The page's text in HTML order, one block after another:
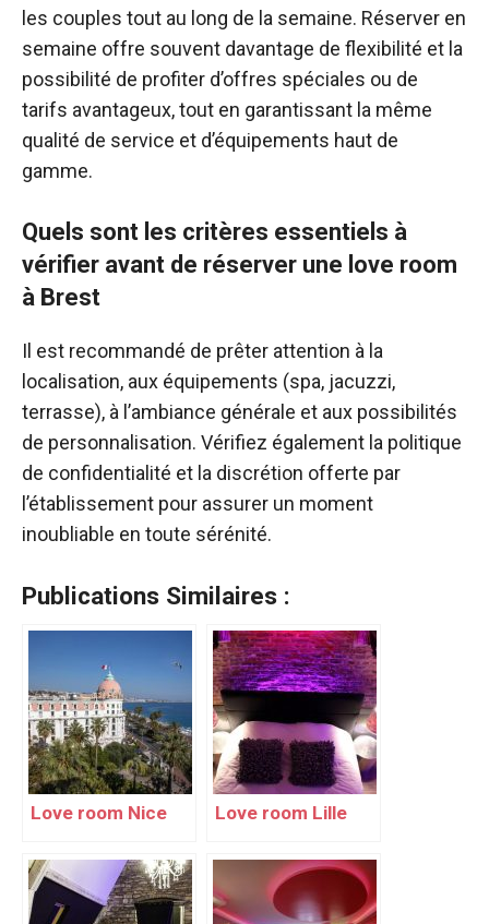
les couples tout au long de la semaine. Réserver en
semaine offre souvent davantage de flexibilité et la
possibilité de profiter d’offres spéciales ou de
tarifs avantageux, tout en garantissant la même
qualité de service et d’équipements haut de
gamme.
Quels sont les critères essentiels à
vérifier avant de réserver une love room
à Brest
Il est recommandé de prêter attention à la
localisation, aux équipements (spa, jacuzzi,
terrasse), à l’ambiance générale et aux possibilités
de personnalisation. Vérifiez également la politique
de confidentialité et la discrétion offerte par
l’établissement pour assurer un moment
inoubliable en toute sérénité.
Publications Similaires :
Love room Nice Love room Lille